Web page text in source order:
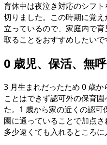
育休中は夜泣き対応のシフ
切りました。この時期に覚
立っているので、家庭内で
取ることをおすすめしたいで
0 歳児、保活、無
3 月生まれだったため 0 歳
ことはできず認可外の保育
た。1 歳から家の近くの認
園に通っていることで加点
多少遠くても入れるところに